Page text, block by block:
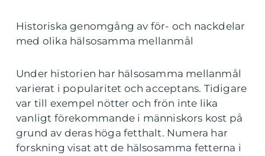
Historiska genomgång av för- och nackdelar
med olika hälsosamma mellanmål
Under historien har hälsosamma mellanmål
varierat i popularitet och acceptans. Tidigare
var till exempel nötter och frön inte lika
vanligt förekommande i människors kost på
grund av deras höga fetthalt. Numera har
forskning visat att de hälsosamma fetterna i